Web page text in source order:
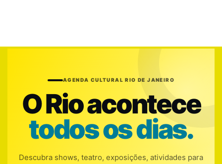
AGENDA CULTURAL RIO DE JANEIRO
O Rio acontece
todos os dias.
Descubra shows, teatro, exposições, atividades para